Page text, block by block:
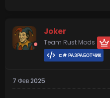
Joker
Team Rust Mods
C# РАЗРАБОТЧИК
7 Фев 2025